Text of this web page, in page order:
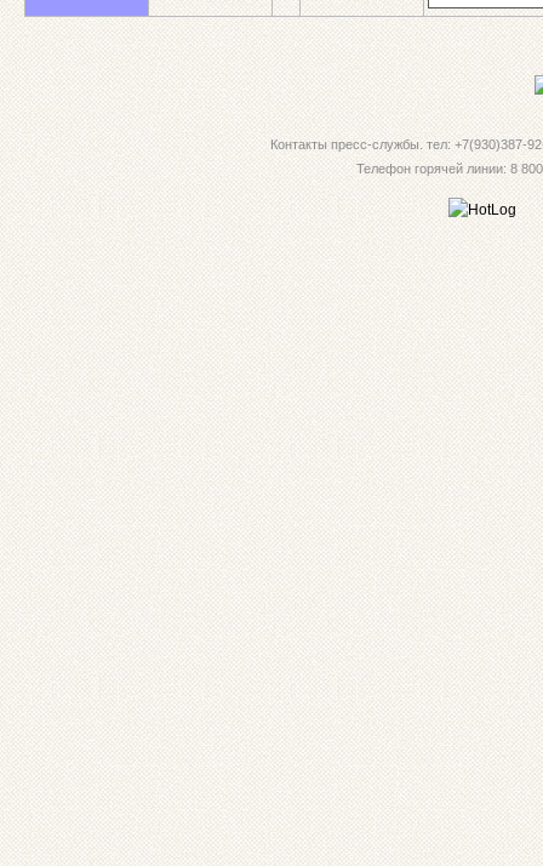
Контакты пресс-службы. тел: +7(930)387-
Телефон горячей линии: 8